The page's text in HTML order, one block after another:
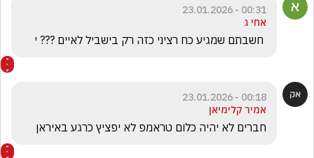
00:31 - 23.01.2026
אחי ג
00:18 - 23.01.2026
אמיר קלימיאן
חברים לא יהיה כלום טראמפ לא יפציץ כרגע באיראן